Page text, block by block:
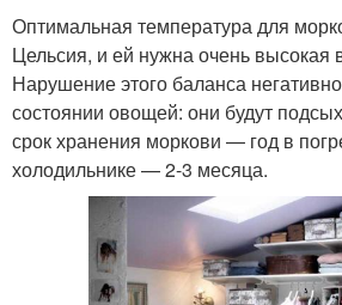
Оптимальная температура для
Цельсия, и ей нужна очень высокая
Нарушение этого баланса
состоянии овощей: они будут
срок хранения моркови — год в
холодильнике — 2-3 месяца.